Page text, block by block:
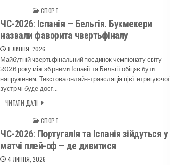
СПОРТ
ЧС-2026: Іспанія — Бельгія. Букмекери
назвали фаворита чвертьфіналу
8 ЛИПНЯ, 2026
Майбутній чвертьфінальний поєдинок чемпіонату світу
2026 року між збірними Іспанії та Бельгії обіцяє бути
напруженим. Текстова онлайн-трансляція цієї інтригуючої
зустрічі буде дост…
ЧИТАТИ ДАЛІ
СПОРТ
ЧС-2026: Португалія та Іспанія зійдуться у
матчі плей-оф – де дивитися
4 ЛИПНЯ, 2026